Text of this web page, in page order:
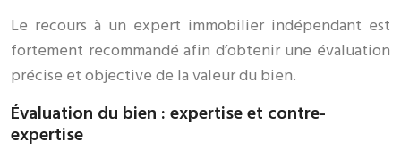
Le recours à un expert immobilier indépendant est
fortement recommandé afin d’obtenir une évaluation
précise et objective de la valeur du bien.
Évaluation du bien : expertise et contre-
expertise